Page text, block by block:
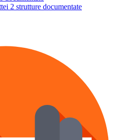
2 strutture documentate